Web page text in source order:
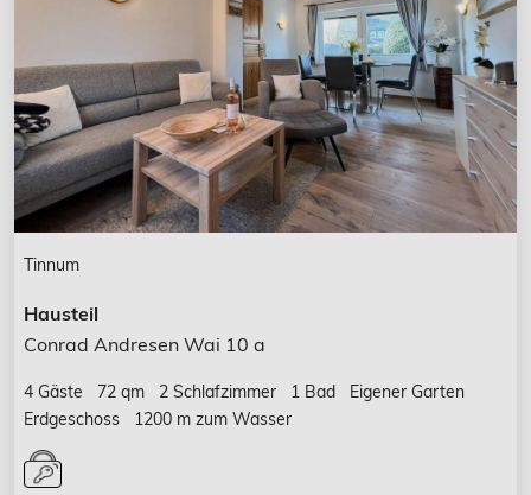
Tinnum
Hausteil
Conrad Andresen Wai 10 a
4 Gäste 72 qm 2 Schlafzimmer 1 Bad
Eigener Garten
Erdgeschoss
1200 m zum Wasser